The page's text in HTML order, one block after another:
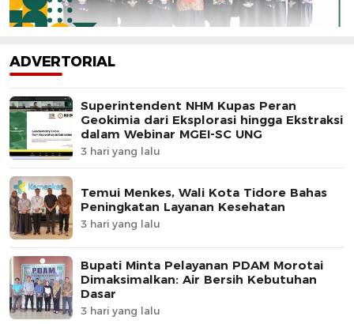
ADVERTORIAL
Superintendent NHM Kupas Peran
Geokimia dari Eksplorasi hingga Ekstraksi
dalam Webinar MGEI-SC UNG
3 hari yang lalu
Temui Menkes, Wali Kota Tidore Bahas
Peningkatan Layanan Kesehatan
3 hari yang lalu
Bupati Minta Pelayanan PDAM Morotai
Dimaksimalkan: Air Bersih Kebutuhan
Dasar
3 hari yang lalu